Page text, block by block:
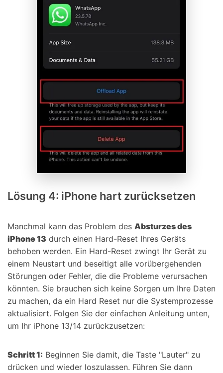
Lösung 4: iPhone hart zurücksetzen
Manchmal kann das Problem des Absturzes des
iPhone 13 durch einen Hard-Reset Ihres Geräts
behoben werden. Ein Hard-Reset zwingt Ihr Gerät zu
einem Neustart und beseitigt alle vorübergehenden
Störungen oder Fehler, die die Probleme verursachen
könnten. Sie brauchen sich keine Sorgen um Ihre Daten
zu machen, da ein Hard Reset nur die Systemprozesse
aktualisiert. Folgen Sie der einfachen Anleitung unten,
um Ihr iPhone 13/14 zurückzusetzen:
Schritt 1: Beginnen Sie damit, die Taste "Lauter" zu
drücken und wieder loszulassen. Führen Sie dann